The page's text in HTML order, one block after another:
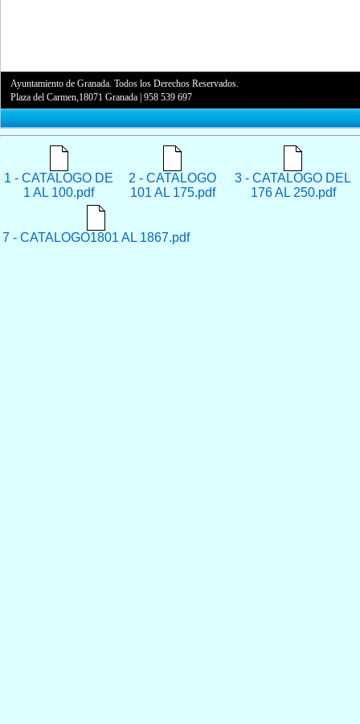
Ayuntamiento de Granada. Todos los Derechos Reservados.
Plaza del Carmen,18071 Granada |958 539 697
1 - CATALOGO DE
1 AL 100.pdf
2 - CATALOGO
101 AL 175.pdf
3 - CATALOGO DEL
176 AL 250.pdf
7 - CATALOGO1801 AL 1867.pdf